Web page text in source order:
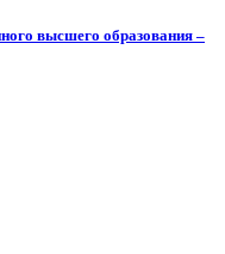
высшего образования –